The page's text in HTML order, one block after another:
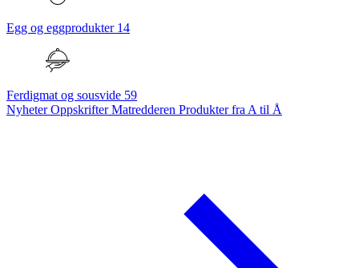
Egg og eggprodukter 14
Ferdigmat og sousvide 59
NyheterOppskrifterMatredderen Produkter fra A til Å